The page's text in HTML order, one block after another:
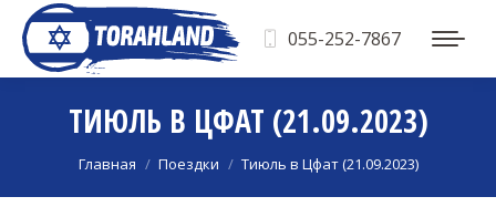
055-252-7867
ТИЮЛЬ В ЦФАТ (21.09.2023)
Вы здесь:
Главная Поездки Тиюль в Цфат (21.09.2023)